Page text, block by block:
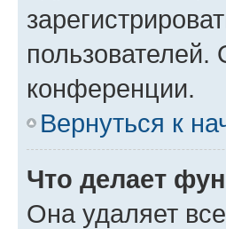
конференции.
Вернуться к
Что делает
Она удаляет